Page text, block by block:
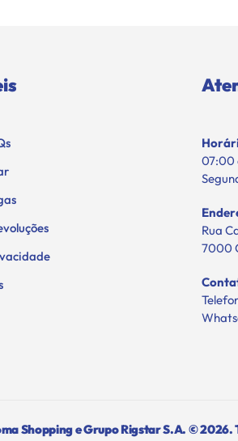
07:00
Rua
7000
Shopping e Grupo Rigstar S.A. © 2026.